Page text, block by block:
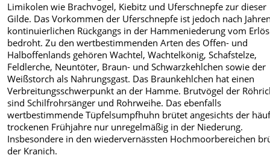
Limikolen wie Brachvogel, Kiebitz und Uferschnepfe zur dieser
Gilde. Das Vorkommen der Uferschnepfe ist jedoch nach
kontinuierlichen Rückgangs in der Hammeniederung vom
bedroht. Zu den wertbestimmenden Arten des Offen- und
Halboffenlands gehören Wachtel, Wachtelkönig, Schafstelze,
Feldlerche, Neuntöter, Braun- und Schwarzkehlchen sowie der
Weißstorch als Nahrungsgast. Das Braunkehlchen hat einen
Verbreitungsschwerpunkt an der Hamme. Brutvögel der
sind Schilfrohrsänger und Rohrweihe. Das ebenfalls
wertbestimmende Tüpfelsumpfhuhn brütet angesichts der
trockenen Frühjahre nur unregelmäßig in der Niederung.
Insbesondere in den wiedervernässten Hochmoorbereichen
der Kranich.